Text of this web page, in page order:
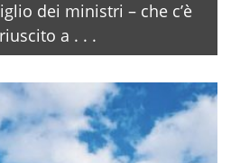
dei ministri – che c’è
a . . .